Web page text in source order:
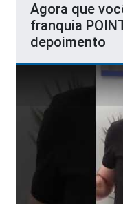
Agora que
franquia
depoimento